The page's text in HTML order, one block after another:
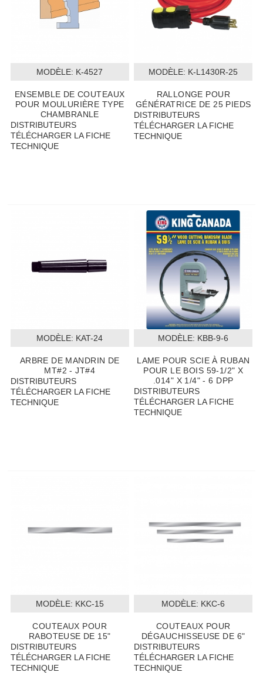
MODÈLE: K-4527
ENSEMBLE DE COUTEAUX
POUR MOULURIÈRE TYPE
CHAMBRANLE
DISTRIBUTEURS
TÉLÉCHARGER LA FICHE
TECHNIQUE
MODÈLE: K-L1430R-25
RALLONGE POUR
GÉNÉRATRICE DE 25 PIEDS
DISTRIBUTEURS
TÉLÉCHARGER LA FICHE
TECHNIQUE
MODÈLE: KAT-24
ARBRE DE MANDRIN DE
MT#2 - JT#4
DISTRIBUTEURS
TÉLÉCHARGER LA FICHE
TECHNIQUE
MODÈLE: KBB-9-6
LAME POUR SCIE À RUBAN
POUR LE BOIS 59-1/2" X
.014" X 1/4" - 6 DPP
DISTRIBUTEURS
TÉLÉCHARGER LA FICHE
TECHNIQUE
MODÈLE: KKC-15
COUTEAUX POUR
RABOTEUSE DE 15"
DISTRIBUTEURS
TÉLÉCHARGER LA FICHE
TECHNIQUE
MODÈLE: KKC-6
COUTEAUX POUR
DÉGAUCHISSEUSE DE 6"
DISTRIBUTEURS
TÉLÉCHARGER LA FICHE
TECHNIQUE